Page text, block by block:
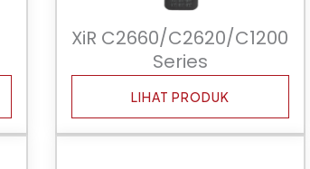
XiR C2660/C2620/C1200
Series
LIHAT PRODUK